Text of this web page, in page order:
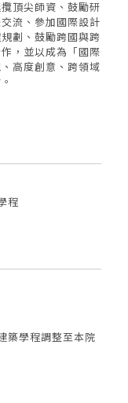
頂尖師資、鼓勵研
流、參加國際設計
劃、鼓勵跨國與跨
，並以成為「國際
高度創意、跨領域
程
學程調整至本院